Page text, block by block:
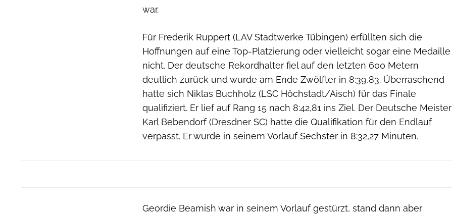
war.
Für Frederik Ruppert (LAV Stadtwerke Tübingen) erfüllten sich die
Hoffnungen auf eine Top-Platzierung oder vielleicht sogar eine Medaille
nicht. Der deutsche Rekordhalter fiel auf den letzten 600 Metern
deutlich zurück und wurde am Ende Zwölfter in 8:39,83. Überraschend
hatte sich Niklas Buchholz (LSC Höchstadt/Aisch) für das Finale
qualifiziert. Er lief auf Rang 15 nach 8:42,81 ins Ziel. Der Deutsche Meister
Karl Bebendorf (Dresdner SC) hatte die Qualifikation für den Endlauf
verpasst. Er wurde in seinem Vorlauf Sechster in 8:32,27 Minuten.
Geordie Beamish war in seinem Vorlauf gestürzt, stand dann aber